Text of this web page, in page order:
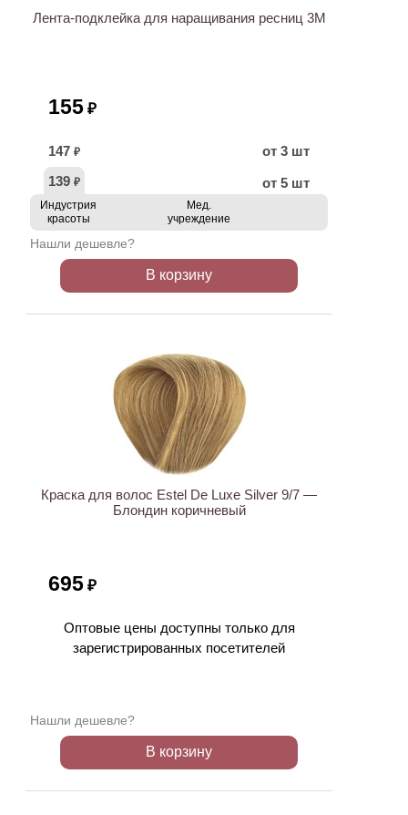
Лента-подклейка для наращивания ресниц 3M
155 ₽
147 ₽
от 3 шт
139 ₽ от 5 шт
Индустрия
красоты
Мед.
учреждение
Нашли дешевле?
В корзину
Краска для волос Estel De Luxe Silver 9/7 —
Блондин коричневый
695 ₽
Оптовые цены доступны только для
зарегистрированных посетителей
Нашли дешевле?
В корзину